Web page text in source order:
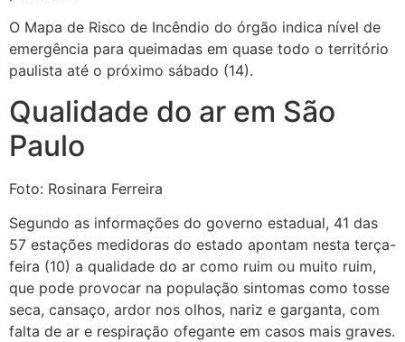
O Mapa de Risco de Incêndio do órgão indica nível de
emergência para queimadas em quase todo o território
paulista até o próximo sábado (14).
Qualidade do ar em São
Paulo
Foto: Rosinara Ferreira
Segundo as informações do governo estadual, 41 das
57 estações medidoras do estado apontam nesta terça-
feira (10) a qualidade do ar como ruim ou muito ruim,
que pode provocar na população sintomas como tosse
seca, cansaço, ardor nos olhos, nariz e garganta, com
falta de ar e respiração ofegante em casos mais graves.